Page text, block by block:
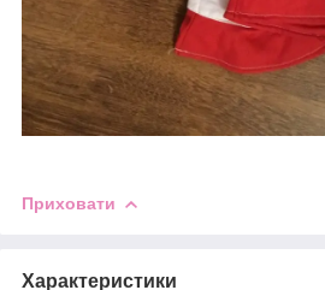
Приховати
Характеристики